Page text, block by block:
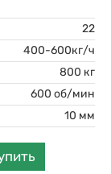
22
400-600кг/ч
800 кг
600 об/мин
10 мм